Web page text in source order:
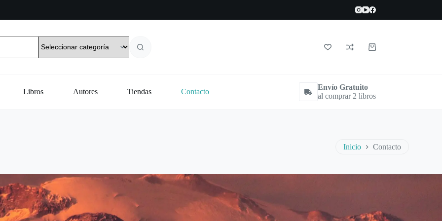
Carrito
Libros Autores Tiendas Contacto
Envío Gratuito
al comprar 2 libros
Inicio Contacto